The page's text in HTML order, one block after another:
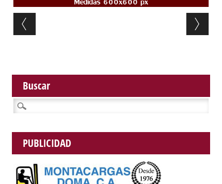
Post navigation
Buscar
Buscar:
PUBLICIDAD